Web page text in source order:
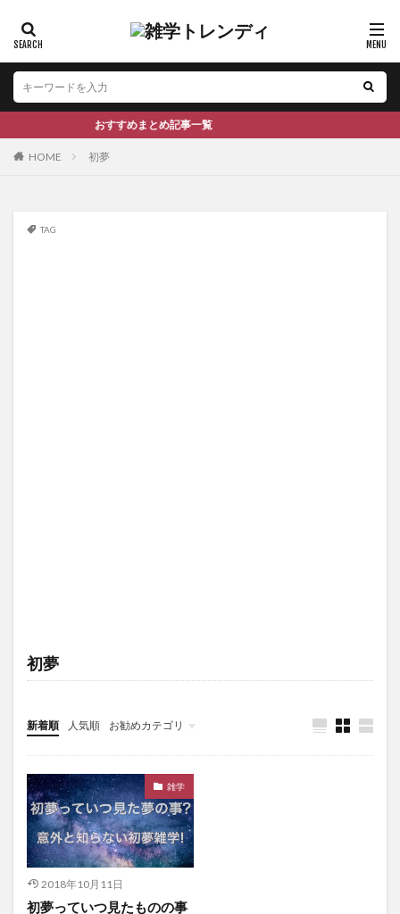
おすすめまとめ記事一覧
HOME 初夢
TAG
初夢
新着順 人気順 お勧めカテゴリ
未分類
雑学
2018年10月11日
初夢っていつ見たものの事